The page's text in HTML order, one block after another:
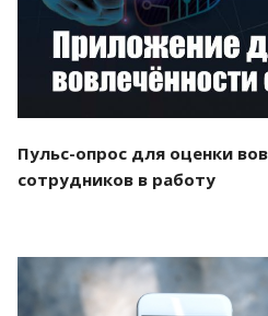
Пульс-опрос для оценки
сотрудников в работу